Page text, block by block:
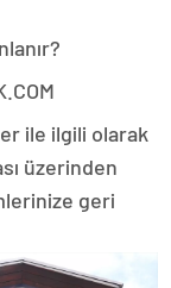
ile ilgili olarak
üzerinden
geri